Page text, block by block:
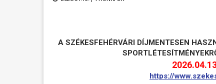
A SZÉKESFEHÉRVÁRI DÍJMENTESEN
https://